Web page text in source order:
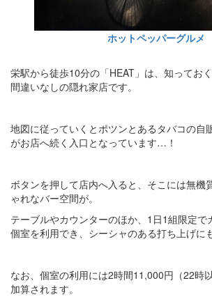
ホットペッパーグルメ
栄駅から徒歩10分の「HEAT」は、知ってお
間違いなしの隠れ家店です。
地図に従っていくとポツンとあるタバコの自
がお店へ続く入口となっています…！
ボタンを押して店内へ入ると、そこには無機
ゃれなバー空間が。
テーブルやカウンターのほか、1日1組限定で
個室を利用でき、シーシャのある打ち上げに
なお、個室の利用には2時間11,000円（22時
加算されます。